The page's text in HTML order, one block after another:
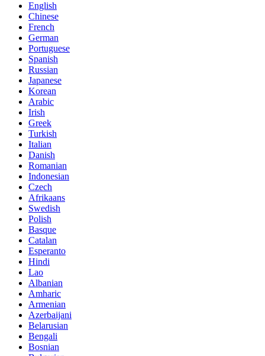
English
Chinese
French
German
Portuguese
Spanish
Russian
Japanese
Korean
Arabic
Irish
Greek
Turkish
Italian
Danish
Romanian
Indonesian
Czech
Afrikaans
Swedish
Polish
Basque
Catalan
Esperanto
Hindi
Lao
Albanian
Amharic
Armenian
Azerbaijani
Belarusian
Bengali
Bosnian